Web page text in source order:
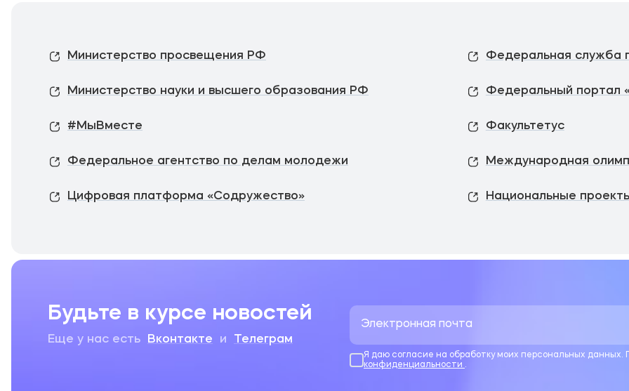
Министерство просвещения РФ
Министерство науки и высшего образования РФ Федеральный портал
#МыВместе Факультетус
Федеральное агентство по делам молодежи Международная
Цифровая платформа «Содружество» Национальные
Будьте в курсе новостей
Еще у нас есть Вконтакте и Телеграм
Я даю согласие на обработку моих персональных данных.
конфиденциальности .